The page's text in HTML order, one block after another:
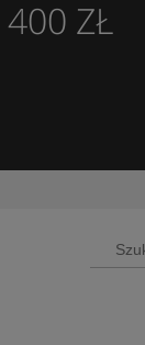
400 ZŁ